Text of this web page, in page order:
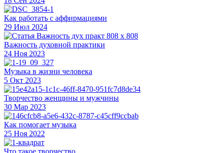
Как работать с аффирмациями
29 Июл 2024
Важность духовной практики
24 Ноя 2023
Музыка в жизни человека
5 Окт 2023
Творчество женщины и мужчины
30 Мар 2023
Как помогает музыка
25 Ноя 2022
Что такое творчество